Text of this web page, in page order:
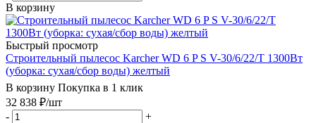
В корзину
Быстрый просмотр
Строительный пылесос Karcher WD 6 P S V-30/6/22/T 1300Вт
(уборка: сухая/сбор воды) желтый
В корзину Покупка в 1 клик
32 838 ₽/шт
-
+